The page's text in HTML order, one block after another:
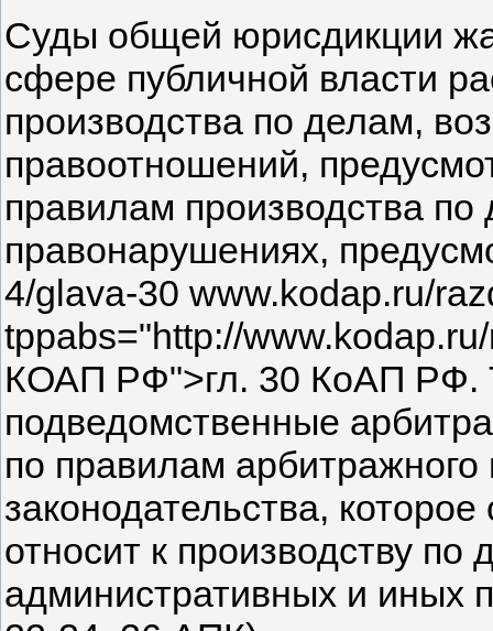
Суды общей юрисдикции
сфере публичной власти
производства по делам,
правоотношений,
правилам производства
правонарушениях,
4/glava-30 www.kodap.ru/
tppabs="http://
КОАП РФ">гл. 30 КоАП РФ.
подведомственные
по правилам арбитражного
законодательства,
относит к производству
административных и иных